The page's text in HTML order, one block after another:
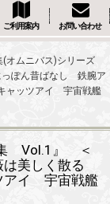
ご利用案内 お問い合わせ
(オムニバス)シリーズ
ぽん昔ばなし 鉄腕ア
ャッツアイ 宇宙戦艦
Vol.1』 ＜
美しく散る
アイ 宇宙戦艦